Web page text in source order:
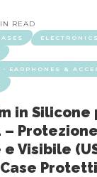
PC e
–
READ
ELECTRONICS
- EARPHONES &
in Silicone
– Protezione
Visibile